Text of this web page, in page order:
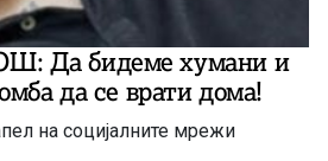
Да бидеме хумани и
да се врати дома!
на социјалните мрежи